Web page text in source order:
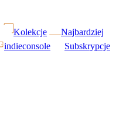
Kolekcje
Najbardziej
indieconsole Subskrypcje